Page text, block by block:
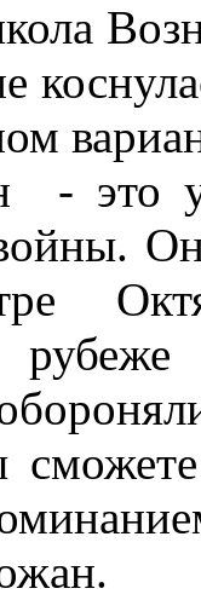
- это